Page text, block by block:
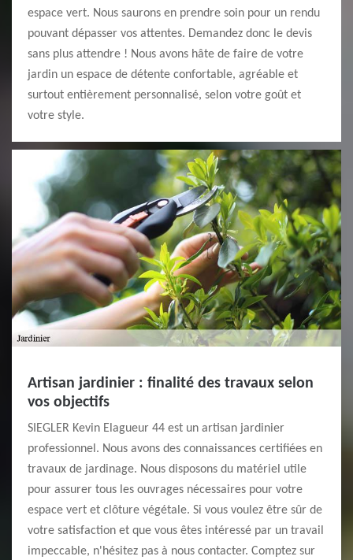
espace vert. Nous saurons en prendre soin pour un rendu
pouvant dépasser vos attentes. Demandez donc le devis
sans plus attendre ! Nous avons hâte de faire de votre
jardin un espace de détente confortable, agréable et
surtout entièrement personnalisé, selon votre goût et
votre style.
Artisan jardinier : finalité des travaux selon
vos objectifs
SIEGLER Kevin Elagueur 44 est un artisan jardinier
professionnel. Nous avons des connaissances certifiées en
travaux de jardinage. Nous disposons du matériel utile
pour assurer tous les ouvrages nécessaires pour votre
espace vert et clôture végétale. Si vous voulez être sûr de
votre satisfaction et que vous êtes intéressé par un travail
impeccable, n'hésitez pas à nous contacter. Comptez sur